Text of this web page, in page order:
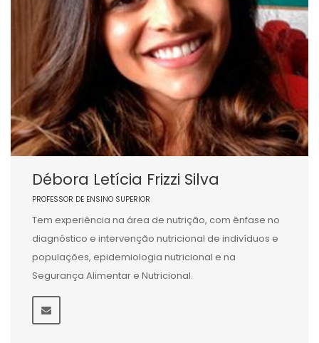
Débora Letícia Frizzi Silva
PROFESSOR DE ENSINO SUPERIOR
Tem experiência na área de nutrição, com ênfase no
diagnóstico e intervenção nutricional de indivíduos e
populações, epidemiologia nutricional e na
Segurança Alimentar e Nutricional.